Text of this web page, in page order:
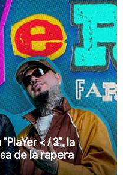
< / 3", la
de la rapera